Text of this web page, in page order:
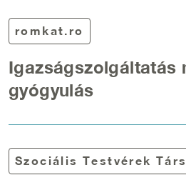
romkat.ro
Igazságszolgáltatás
gyógyulás
Szociális Testvérek